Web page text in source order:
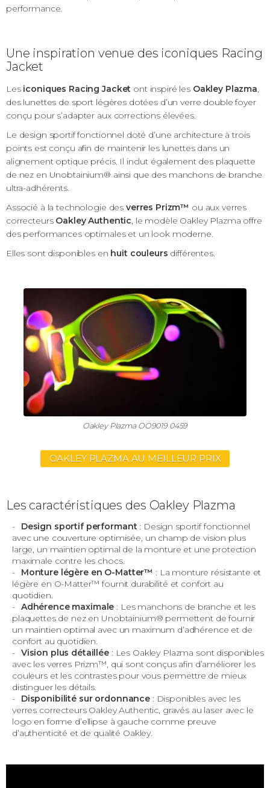
performance.
Une inspiration venue des iconiques Racing
Jacket
Les iconiques Racing Jacket ont inspiré les Oakley Plazma,
des lunettes de sport légères dotées d’un verre double foyer
conçu pour s’adapter aux corrections élevées.
Le design sportif fonctionnel doté d’une architecture à trois
points est conçu afin de maintenir les lunettes dans un
alignement optique précis. Il inclut également des plaquette
de nez en Unobtainium® ainsi que des manchons de branche
ultra-adhérents.
Associé à la technologie des verres Prizm™ ou aux verres
correcteurs Oakley Authentic, le modèle Oakley Plazma offre
des performances optimales et un look moderne.
Elles sont disponibles en huit couleurs différentes.
Oakley Plazma OO9019 0459
OAKLEY PLAZMA AU MEILLEUR PRIX
Les caractéristiques des Oakley Plazma
Design sportif performant : Design sportif fonctionnel
avec une couverture optimisée, un champ de vision plus
large, un maintien optimal de la monture et une protection
maximale contre les chocs.
Monture légère en O-Matter™ : La monture résistante et
légère en O-Matter™ fournit durabilité et confort au
quotidien.
Adhérence maximale : Les manchons de branche et les
plaquettes de nez en Unobtainium® permettent de fournir
un maintien optimal avec un maximum d’adhérence et de
confort au quotidien.
Vision plus détaillée: Les Oakley Plazma sont disponibles
avec les verres Prizm™, qui sont conçus afin d’améliorer les
couleurs et les contrastes pour vous permettre de mieux
distinguer les détails.
Disponibilité sur ordonnance: Disponibles avec les
verres correcteurs Oakley Authentic, gravés au laser avec le
logo en forme d’ellipse à gauche comme preuve
d’authenticité et de qualité Oakley.